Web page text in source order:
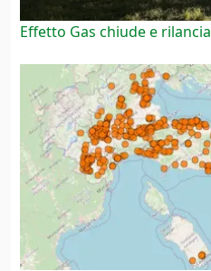
Effetto Gas chiude e rilancia